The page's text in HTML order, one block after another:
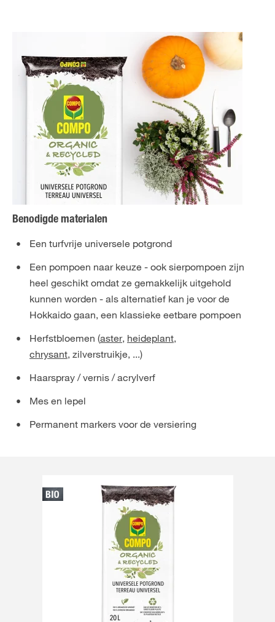
Benodigde materialen
Een turfvrije universele potgrond
Een pompoen naar keuze - ook sierpompoen zijn
heel geschikt omdat ze gemakkelijk uitgehold
kunnen worden - als alternatief kan je voor de
Hokkaido gaan, een klassieke eetbare pompoen
Herfstbloemen (aster, heideplant,
chrysant, zilverstruikje, ...)
Haarspray / vernis / acrylverf
Mes en lepel
Permanent markers voor de versiering